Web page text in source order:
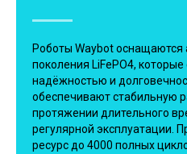
Роботы Waybot оснащаются
поколения LiFePO4,
надёжностью и
обеспечивают стабильную
протяжении длительного
регулярной эксплуатации.
ресурс до 4000 полных